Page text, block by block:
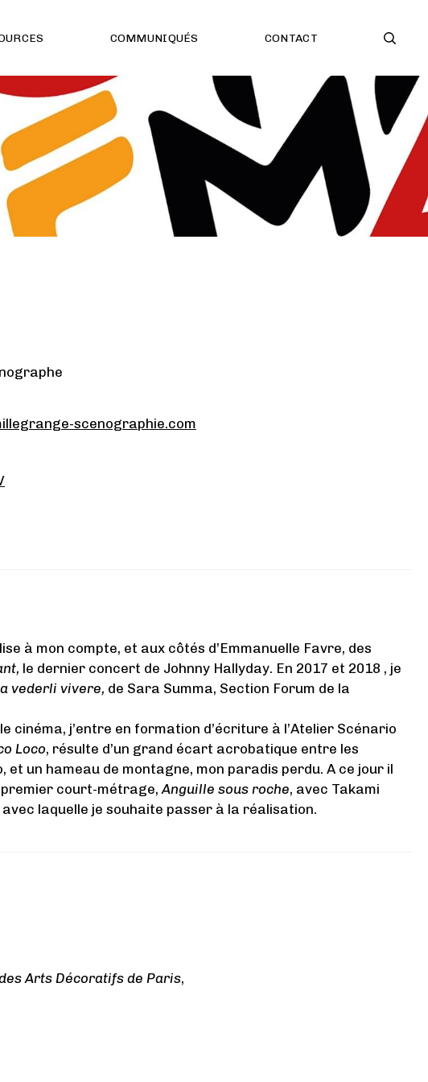
COMMUNIQUÉS CONTACT
scenographie.com
à mon compte, et aux côtés d’Emmanuelle Favre, des
le dernier concert de Johnny Hallyday. En 2017 et 2018 , je
vederli vivere, de Sara Summa, Section Forum de la
j’entre en formation d’écriture à l’Atelier Scénario
Loco, résulte d’un grand écart acrobatique entre les
un hameau de montagne, mon paradis perdu. A ce jour il
court-métrage, Anguille sous roche, avec Takami
laquelle je souhaite passer à la réalisation.
Arts Décoratifs de Paris,